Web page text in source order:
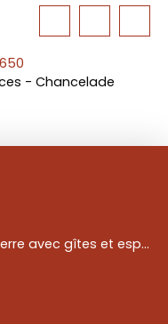
- Chancelade
Propriété de caractère en pierre avec gîtes et espace bien-être